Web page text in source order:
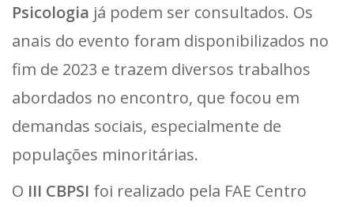
Psicologia já podem ser consultados. Os
anais do evento foram disponibilizados no
fim de 2023 e trazem diversos trabalhos
abordados no encontro, que focou em
demandas sociais, especialmente de
populações minoritárias.
O III CBPSI foi realizado pela FAE Centro